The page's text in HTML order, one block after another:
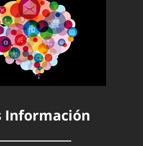
Información